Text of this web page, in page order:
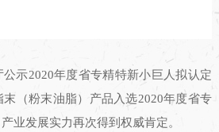
示2020年度省专精特新小巨人拟认定
（粉末油脂）产品入选2020年度省专
业发展实力再次得到权威肯定。